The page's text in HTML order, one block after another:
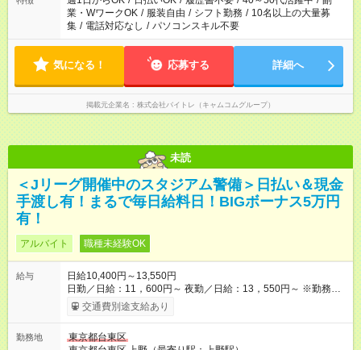
業・WワークOK / 服装自由 / シフト勤務 / 10名以上の大量募
集 / 電話対応なし / パソコンスキル不要
気になる！ 応募する 詳細へ
掲載元企業名 株式会社バイトレ（キャムコムグループ）
未読
＜Jリーグ開催中のスタジアム警備＞日払い＆現金
手渡し有！まるで毎日給料日！BIGボーナス5万円
有！
アルバイト 職種未経験OK
給与
日給10,400円～13,550円
日勤／日給：11，600円～ 夜勤／日給：13，550円～ ※勤務数
が週2日以下の場合 日勤／日給：10，400円 夜勤／日給：12，
350円 ■交通費別途全額支給 ※規定あり ■支払方法：日払い └日
⇒希望をお聞かせください♪ ■各種資格手当あり ■残業手当あり ■
交通費別途支給あり
勤務地
東京都台東区